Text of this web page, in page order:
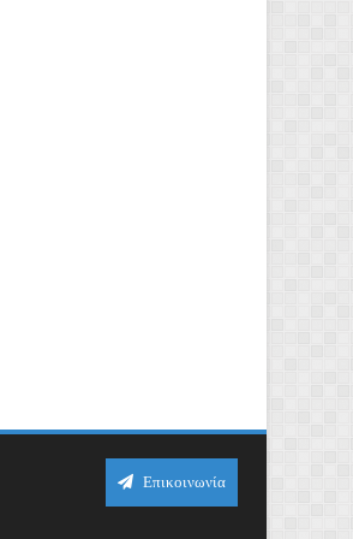
Επικοινωνία